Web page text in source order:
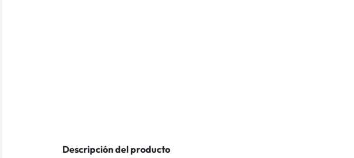
Descripción del producto